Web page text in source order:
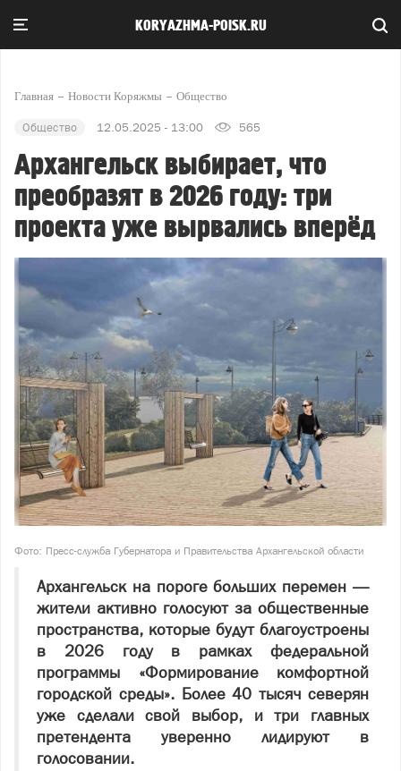
KORYAZHMA-POISK.RU
Главная Новости Коряжмы Общество
Общество 12.05.2025 - 13:00 565
Архангельск выбирает, что
преобразят в 2026 году: три
проекта уже вырвались вперёд
Фото: Пресс-служба Губернатора и Правительства Архангельской области
Архангельск на пороге больших перемен —
жители активно голосуют за общественные
пространства, которые будут благоустроены
в 2026 году в рамках федеральной
программы «Формирование комфортной
городской среды». Более 40 тысяч северян
уже сделали свой выбор, и три главных
претендента уверенно лидируют в
голосовании.